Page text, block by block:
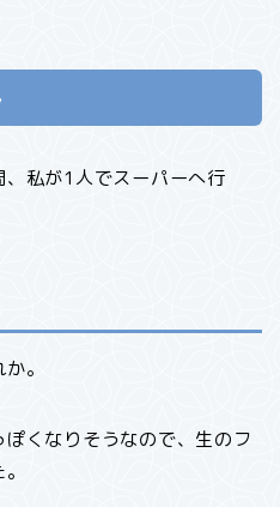
私が1人でスーパーへ行
。
くなりそうなので、生のフ